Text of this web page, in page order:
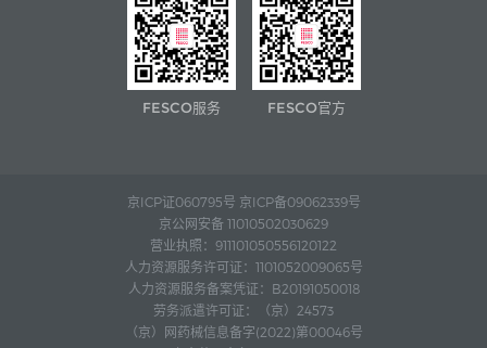
FESCO服务 FESCO官方
京ICP证060795号 京ICP备09062339号
京公网安备 11010502030629
营业执照：911101050556120122
人力资源服务许可证：1101052009065号
人力资源服务备案凭证：B20191050018
劳务派遣许可证：（京）24573
（京）网药械信息备字(2022)第00046号